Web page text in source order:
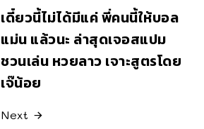
เดี๋ยวนี้ไม่ได้มีแค่ พี่คนนี้ให้บอล
แม่น แล้วนะ ล่าสุดเจอสแปม
ชวนเล่น หวยลาว เจาะสูตรโดย
เจ๊น้อย
Next